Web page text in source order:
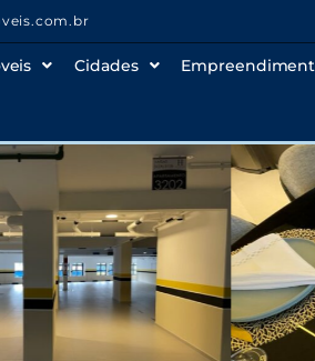
Cidades